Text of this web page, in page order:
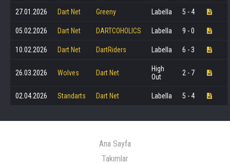
27.01.2026 Dart Net Greeny Labella 5 - 4
05.02.2026 Dart Net DARTCOHOLICS Labella 9 - 0
10.02.2026 Dart Net DartRiders Labella 6 - 3
26.03.2026 Wolves Dart Net
High
Out
2 - 7
02.04.2026 Standarts Dart Net Labella 5 - 4
Ana Sayfa
Takımlar